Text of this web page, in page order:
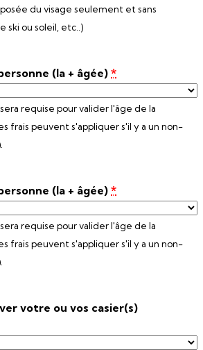
du visage seulement et sans
ski ou soleil, etc..)
(la + âgée) *
requise pour valider l'âge de la
frais peuvent s'appliquer s'il y a un non-
(la + âgée) *
requise pour valider l'âge de la
frais peuvent s'appliquer s'il y a un non-
votre ou vos casier(s)